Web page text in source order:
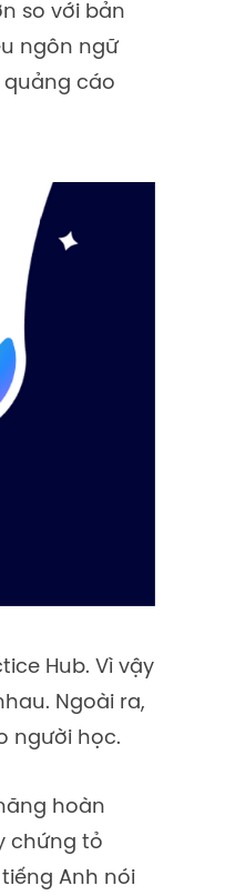
so với bản
ngôn ngữ
quảng cáo
Hub. Vì vậy
Ngoài ra,
người học.
hoàn
chứng tỏ
Anh nói